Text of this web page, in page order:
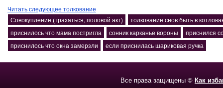
Читать следующее толкование
Совокупление (трахаться, половой акт)
толкование снов быть в
приснилось что мама постригла
сонник карканье вороны
приснился
приснилось что окна замерзли
если приснилась шариковая ручка
Все права защищены © Как